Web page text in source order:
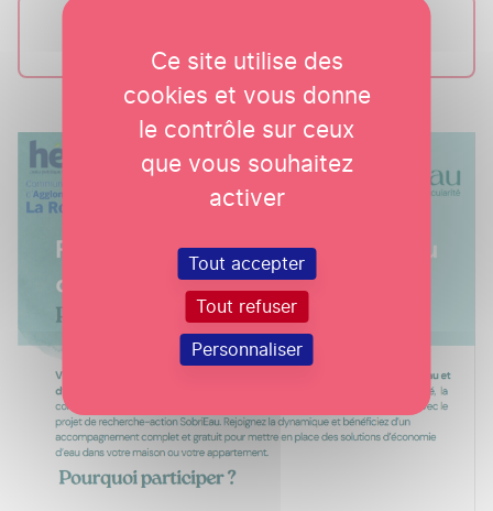
Ce site utilise des
cookies et vous donne
le contrôle sur ceux
que vous souhaitez
activer
Tout accepter
Tout refuser
Personnaliser